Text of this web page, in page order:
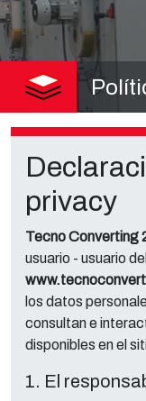
privacy
Tecno Converting
usuario - usuario
los datos
consultan e
disponibles en el
1. El